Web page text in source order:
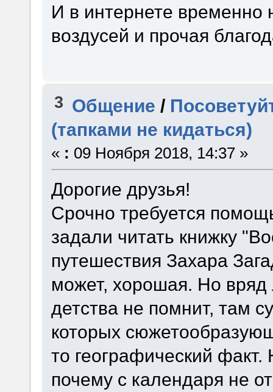
И в интернете временно
воздусей и прочая
3 Общение /
(тапками не кидаться)
« : 09 Ноября 2018, 14:37 »
Дорогие друзья!
Срочно требуется
задали читать книжку
путешествия Захара
может, хорошая. Но вряд
детства не помнит, там
которых
то географический
почему с календаря не